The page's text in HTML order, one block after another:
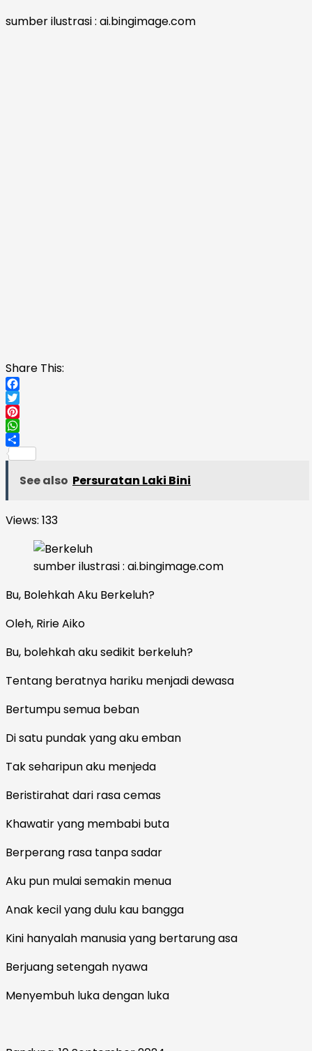
sumber ilustrasi : ai.bingimage.com
Share This:
Facebook
Twitter
Pinterest
WhatsApp
See also Persuratan Laki Bini
Views: 133
sumber ilustrasi : ai.bingimage.com
Bu, Bolehkah Aku Berkeluh?
Oleh, Ririe Aiko
Bu, bolehkah aku sedikit berkeluh?
Tentang beratnya hariku menjadi dewasa
Bertumpu semua beban
Di satu pundak yang aku emban
Tak seharipun aku menjeda
Beristirahat dari rasa cemas
Khawatir yang membabi buta
Berperang rasa tanpa sadar
Aku pun mulai semakin menua
Anak kecil yang dulu kau bangga
Kini hanyalah manusia yang bertarung asa
Berjuang setengah nyawa
Menyembuh luka dengan luka